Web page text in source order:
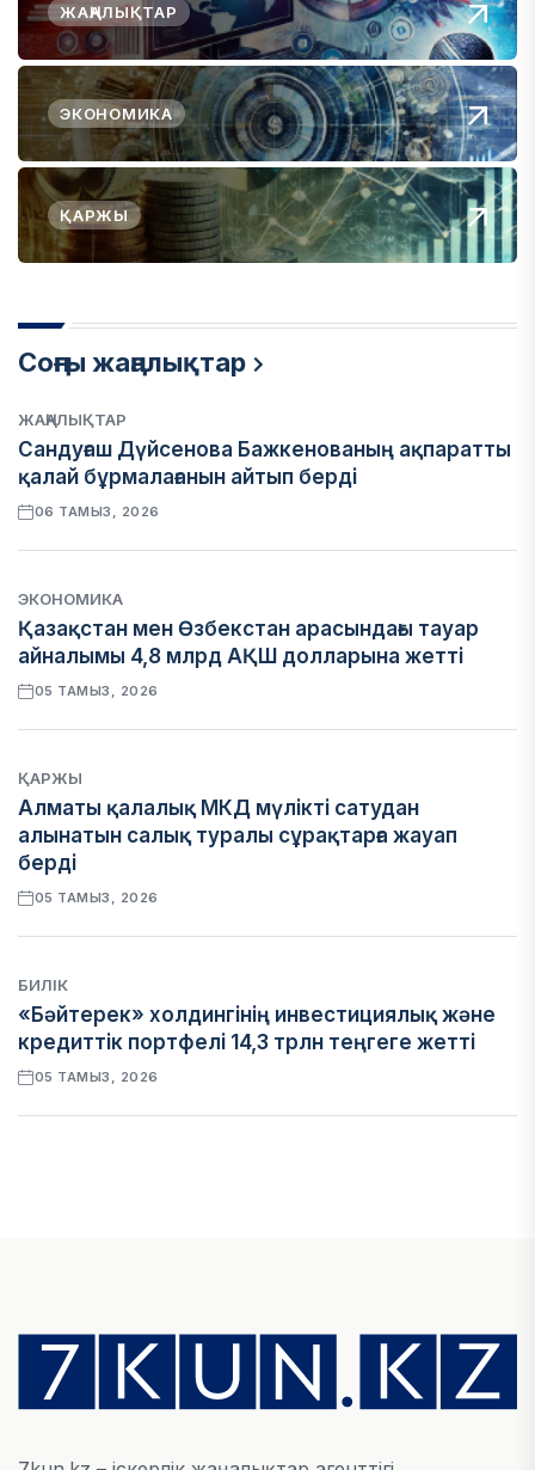
ЖАҢАЛЫҚТАР
ЭКОНОМИКА
ҚАРЖЫ
Соңғы жаңалықтар
ЖАҢАЛЫҚТАР
Сандуғаш Дүйсенова Бажкенованың ақпаратты
қалай бұрмалағанын айтып берді
06 ТАМЫЗ, 2026
ЭКОНОМИКА
Қазақстан мен Өзбекстан арасындағы тауар
айналымы 4,8 млрд АҚШ долларына жетті
05 ТАМЫЗ, 2026
ҚАРЖЫ
Алматы қалалық МКД мүлікті сатудан
алынатын салық туралы сұрақтарға жауап
берді
05 ТАМЫЗ, 2026
БИЛІК
«Бәйтерек» холдингінің инвестициялық және
кредиттік портфелі 14,3 трлн теңгеге жетті
05 ТАМЫЗ, 2026
ҚАРЖЫ
Отбасы банктің қолдауымен 1,5 жыл ішінде 40
мыңға жуық отбасы қоныс тойын тойлады